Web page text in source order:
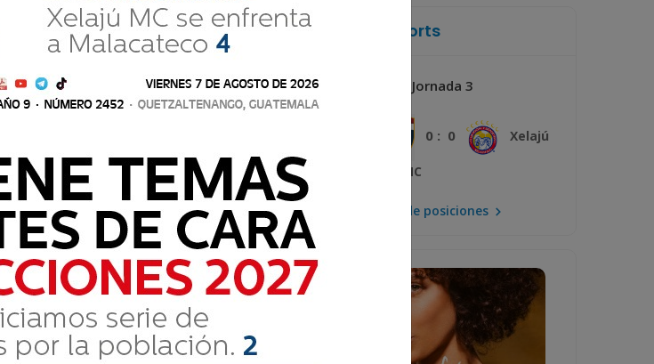
9
La Voz de Xela Sports
Jornada 3
0 : 0 Xelajú
MC
Mira la tabla de posiciones